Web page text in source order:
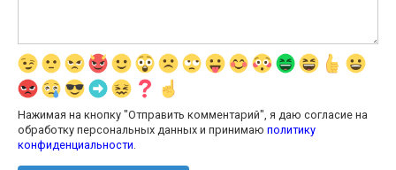
Нажимая на кнопку "Отправить комментарий", я даю согласие на
обработку персональных данных и принимаю политику
конфиденциальности.